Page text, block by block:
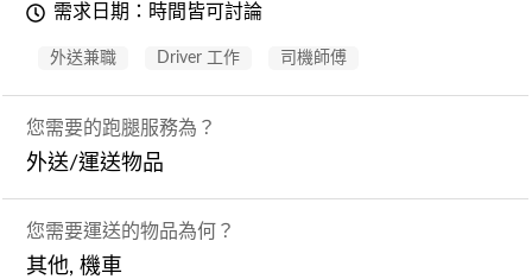
需求日期：時間皆可討論
外送兼職 Driver 工作 司機師傅
您需要的跑腿服務為？
外送/運送物品
您需要運送的物品為何？
其他, 機車